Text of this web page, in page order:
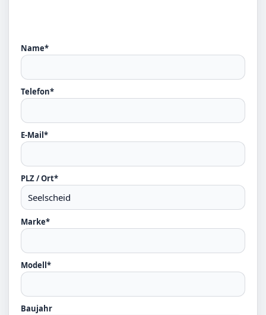
Name*
Telefon*
E-Mail*
PLZ / Ort*
Marke*
Modell*
Baujahr